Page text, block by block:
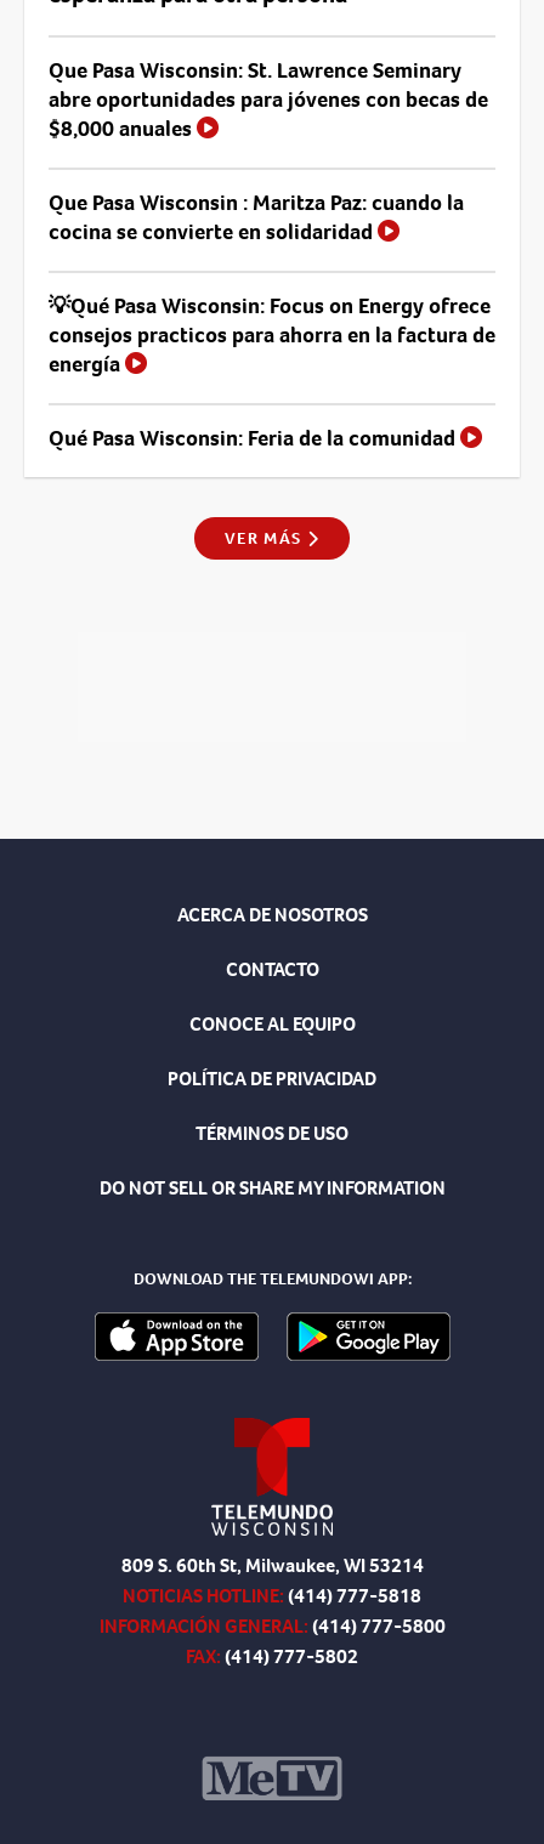
Que Pasa Wisconsin: St. Lawrence Seminary
abre oportunidades para jóvenes con becas de
$8,000 anuales
Que Pasa Wisconsin : Maritza Paz: cuando la
cocina se convierte en solidaridad
💡Qué Pasa Wisconsin: Focus on Energy ofrece
consejos practicos para ahorra en la factura de
energía
Qué Pasa Wisconsin: Feria de la comunidad
VER MÁS
ACERCA DE NOSOTROS
CONTACTO
CONOCE AL EQUIPO
POLÍTICA DE PRIVACIDAD
TÉRMINOS DE USO
DO NOT SELL OR SHARE MY INFORMATION
DOWNLOAD THE TELEMUNDOWI APP:
809 S. 60th St, Milwaukee, WI 53214
NOTICIAS HOTLINE:(414) 777-5818
INFORMACIÓN GENERAL:(414) 777-5800
FAX:(414) 777-5802